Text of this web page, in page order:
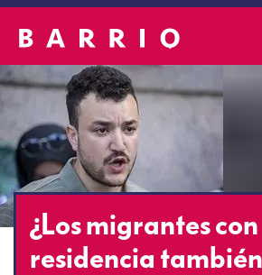
¿Los migrantes con
residencia